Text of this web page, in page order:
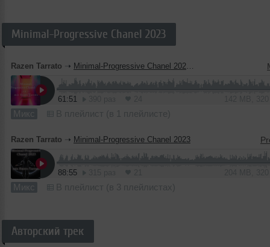
Minimal-Progressive Chanel 2023
Razen Tarrato ➝ Minimal-Progressive Chanel 2023 - 2
61:51
Микс В плейлист (в 1 плейлисте)
Razen Tarrato ➝ Minimal-Progressive Chanel 2023
88:55
Микс В плейлист (в 3 плейлистах)
Авторский трек